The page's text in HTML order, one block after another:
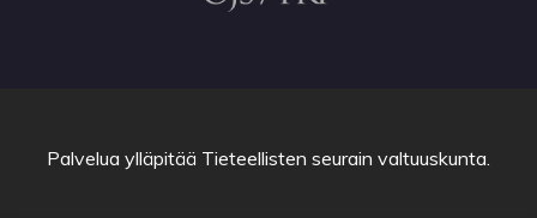
Palvelua ylläpitää Tieteellisten seurain valtuuskunta.